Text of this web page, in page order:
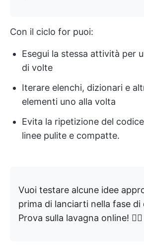
Con il ciclo for puoi:
Esegui la stessa attività per
di volte
Iterare elenchi, dizionari e
elementi uno alla volta
Evita la ripetizione del
linee pulite e compatte.
Vuoi testare alcune idee
prima di lanciarti nella fase di
Prova sulla lavagna online! 👇🏼